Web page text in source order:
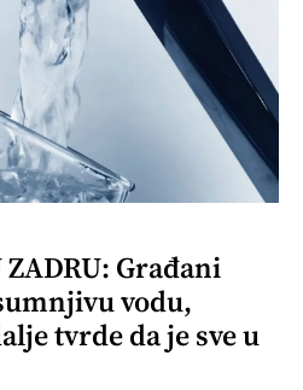
ZADRU: Građani
vodu,
tvrde da je sve u